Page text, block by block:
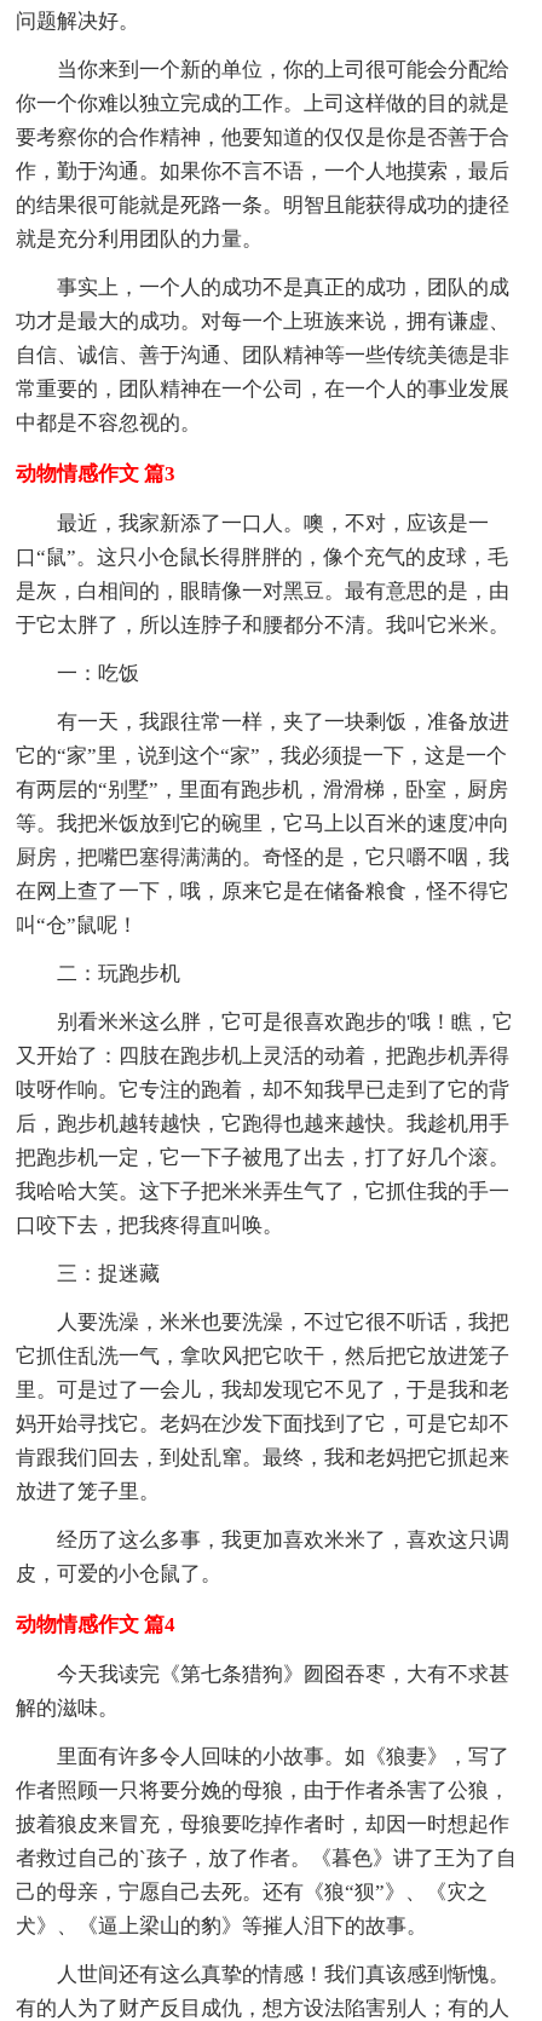
问题解决好。
当你来到一个新的单位，你的上司很可能会分配给
你一个你难以独立完成的工作。上司这样做的目的就是
要考察你的合作精神，他要知道的仅仅是你是否善于合
作，勤于沟通。如果你不言不语，一个人地摸索，最后
的结果很可能就是死路一条。明智且能获得成功的捷径
就是充分利用团队的力量。
事实上，一个人的成功不是真正的成功，团队的成
功才是最大的成功。对每一个上班族来说，拥有谦虚、
自信、诚信、善于沟通、团队精神等一些传统美德是非
常重要的，团队精神在一个公司，在一个人的事业发展
中都是不容忽视的。
动物情感作文 篇3
最近，我家新添了一口人。噢，不对，应该是一
口“鼠”。这只小仓鼠长得胖胖的，像个充气的皮球，毛
是灰，白相间的，眼睛像一对黑豆。最有意思的是，由
于它太胖了，所以连脖子和腰都分不清。我叫它米米。
一：吃饭
有一天，我跟往常一样，夹了一块剩饭，准备放进
它的“家”里，说到这个“家”，我必须提一下，这是一个
有两层的“别墅”，里面有跑步机，滑滑梯，卧室，厨房
等。我把米饭放到它的碗里，它马上以百米的速度冲向
厨房，把嘴巴塞得满满的。奇怪的是，它只嚼不咽，我
在网上查了一下，哦，原来它是在储备粮食，怪不得它
叫“仓”鼠呢！
二：玩跑步机
别看米米这么胖，它可是很喜欢跑步的'哦！瞧，它
又开始了：四肢在跑步机上灵活的动着，把跑步机弄得
吱呀作响。它专注的跑着，却不知我早已走到了它的背
后，跑步机越转越快，它跑得也越来越快。我趁机用手
把跑步机一定，它一下子被甩了出去，打了好几个滚。
我哈哈大笑。这下子把米米弄生气了，它抓住我的手一
口咬下去，把我疼得直叫唤。
三：捉迷藏
人要洗澡，米米也要洗澡，不过它很不听话，我把
它抓住乱洗一气，拿吹风把它吹干，然后把它放进笼子
里。可是过了一会儿，我却发现它不见了，于是我和老
妈开始寻找它。老妈在沙发下面找到了它，可是它却不
肯跟我们回去，到处乱窜。最终，我和老妈把它抓起来
放进了笼子里。
经历了这么多事，我更加喜欢米米了，喜欢这只调
皮，可爱的小仓鼠了。
动物情感作文 篇4
今天我读完《第七条猎狗》囫囵吞枣，大有不求甚
解的滋味。
里面有许多令人回味的小故事。如《狼妻》，写了
作者照顾一只将要分娩的母狼，由于作者杀害了公狼，
披着狼皮来冒充，母狼要吃掉作者时，却因一时想起作
者救过自己的`孩子，放了作者。《暮色》讲了王为了自
己的母亲，宁愿自己去死。还有《狼“狈”》、《灾之
犬》、《逼上梁山的豹》等摧人泪下的故事。
人世间还有这么真挚的情感！我们真该感到惭愧。
有的人为了财产反目成仇，想方设法陷害别人；有的人